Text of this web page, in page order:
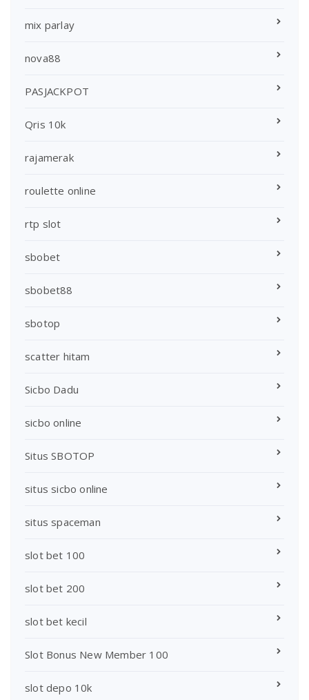
mix parlay
nova88
PASJACKPOT
Qris 10k
rajamerak
roulette online
rtp slot
sbobet
sbobet88
sbotop
scatter hitam
Sicbo Dadu
sicbo online
Situs SBOTOP
situs sicbo online
situs spaceman
slot bet 100
slot bet 200
slot bet kecil
Slot Bonus New Member 100
slot depo 10k